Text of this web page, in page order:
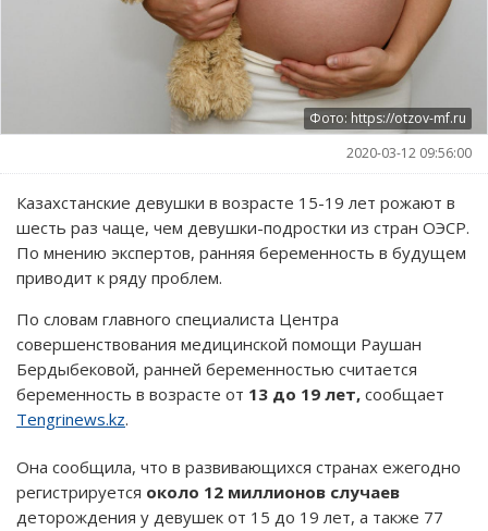
Фото: https://otzov-mf.ru
2020-03-12 09:56:00
Казахстанские девушки в возрасте 15-19 лет рожают в
шесть раз чаще, чем девушки-подростки из стран ОЭСР.
По мнению экспертов, ранняя беременность в будущем
приводит к ряду проблем.
По словам главного специалиста Центра
совершенствования медицинской помощи Раушан
Бердыбековой, ранней беременностью считается
беременность в возрасте от 13 до 19 лет, сообщает
Tengrinews.kz.
Она сообщила, что в развивающихся странах ежегодно
регистрируется около 12 миллионов случаев
деторождения у девушек от 15 до 19 лет, а также 77